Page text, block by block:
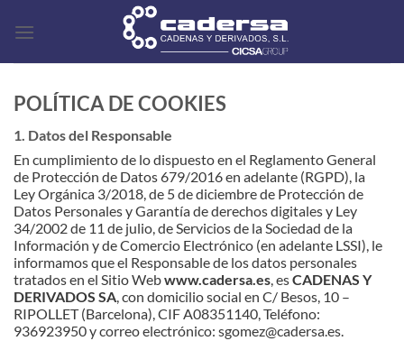
contenido
POLÍTICA DE COOKIES
1. Datos del Responsable
En cumplimiento de lo dispuesto en el Reglamento General
de Protección de Datos 679/2016 en adelante (RGPD), la
Ley Orgánica 3/2018, de 5 de diciembre de Protección de
Datos Personales y Garantía de derechos digitales y Ley
34/2002 de 11 de julio, de Servicios de la Sociedad de la
Información y de Comercio Electrónico (en adelante LSSI), le
informamos que el Responsable de los datos personales
tratados en el Sitio Webwww.cadersa.es, esCADENAS Y
DERIVADOS SA, con domicilio social en C/ Besos, 10 –
RIPOLLET (Barcelona), CIF A08351140, Teléfono:
936923950 y correo electrónico: sgomez@cadersa.es.